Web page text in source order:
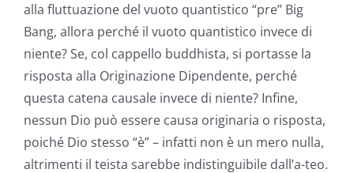
alla fluttuazione del vuoto quantistico “pre” Big
Bang, allora perché il vuoto quantistico invece di
niente? Se, col cappello buddhista, si portasse la
risposta alla Originazione Dipendente, perché
questa catena causale invece di niente? Infine,
nessun Dio può essere causa originaria o risposta,
poiché Dio stesso “è” – infatti non è un mero nulla,
altrimenti il teista sarebbe indistinguibile dall’a-teo.